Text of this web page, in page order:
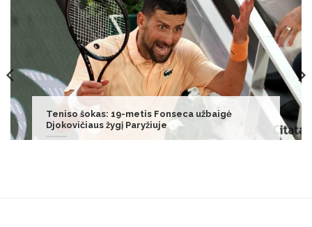
Vėl užkrėsta vištiena – prekybos tinklas leidžia
grąžinti